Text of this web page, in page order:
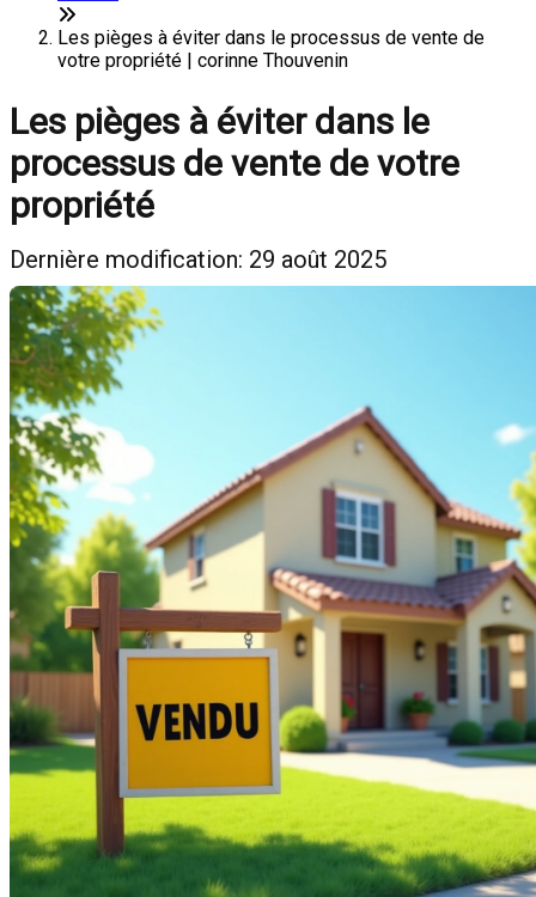
Les pièges à éviter dans le processus de vente de
votre propriété | corinne Thouvenin
Les pièges à éviter dans le
processus de vente de votre
propriété
Dernière modification: 29 août 2025